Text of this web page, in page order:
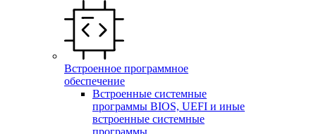
Встроенное программное
обеспечение
Встроенные системные
программы BIOS, UEFI и иные
встроенные системные
программы